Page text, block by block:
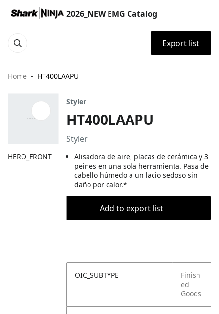
2026_NEW EMG Catalog
Export list
Home HT400LAAPU
HERO_FRONT
Styler
HT400LAAPU
Styler
Alisadora de aire, placas de cerámica y 3
peines en una sola herramienta. Pasa de
cabello húmedo a un lacio sedoso sin
daño por calor.*
Add to export list
OIC_SUBTYPE
Finish
ed
Goods